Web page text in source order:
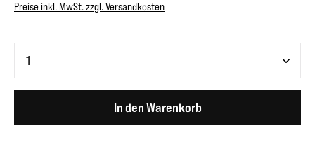
Preise inkl. MwSt. zzgl. Versandkosten
In den Warenkorb